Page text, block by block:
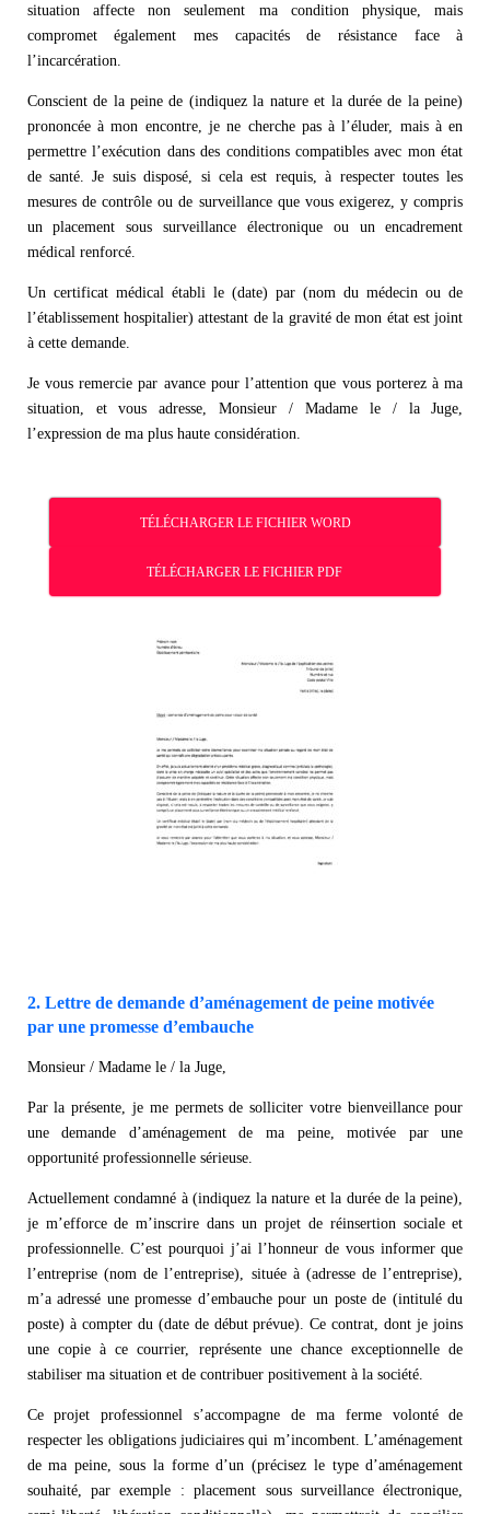
situation affecte non seulement ma condition physique, mais
compromet également mes capacités de résistance face à
l’incarcération.
Conscient de la peine de (indiquez la nature et la durée de la peine)
prononcée à mon encontre, je ne cherche pas à l’éluder, mais à en
permettre l’exécution dans des conditions compatibles avec mon état
de santé. Je suis disposé, si cela est requis, à respecter toutes les
mesures de contrôle ou de surveillance que vous exigerez, y compris
un placement sous surveillance électronique ou un encadrement
médical renforcé.
Un certificat médical établi le (date) par (nom du médecin ou de
l’établissement hospitalier) attestant de la gravité de mon état est joint
à cette demande.
Je vous remercie par avance pour l’attention que vous porterez à ma
situation, et vous adresse, Monsieur / Madame le / la Juge,
l’expression de ma plus haute considération.
TÉLÉCHARGER LE FICHIER WORD
TÉLÉCHARGER LE FICHIER PDF
2. Lettre de demande d’aménagement de peine motivée
par une promesse d’embauche
Monsieur / Madame le / la Juge,
Par la présente, je me permets de solliciter votre bienveillance pour
une demande d’aménagement de ma peine, motivée par une
opportunité professionnelle sérieuse.
Actuellement condamné à (indiquez la nature et la durée de la peine),
je m’efforce de m’inscrire dans un projet de réinsertion sociale et
professionnelle. C’est pourquoi j’ai l’honneur de vous informer que
l’entreprise (nom de l’entreprise), située à (adresse de l’entreprise),
m’a adressé une promesse d’embauche pour un poste de (intitulé du
poste) à compter du (date de début prévue). Ce contrat, dont je joins
une copie à ce courrier, représente une chance exceptionnelle de
stabiliser ma situation et de contribuer positivement à la société.
Ce projet professionnel s’accompagne de ma ferme volonté de
respecter les obligations judiciaires qui m’incombent. L’aménagement
de ma peine, sous la forme d’un (précisez le type d’aménagement
souhaité, par exemple : placement sous surveillance électronique,